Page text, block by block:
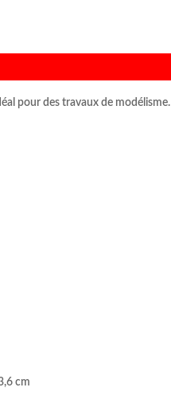
pour des travaux de modélisme.
cm